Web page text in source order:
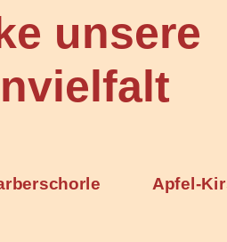
unsere
Kirschsaft